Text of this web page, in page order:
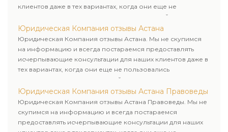
клиентов даже в тех вариантах, когда они еще не
пользовались юридическими услугами нашей компании.
Юридическая Компания отзывы Астана
Юридическая Компания отзывы Астана. Мы не скупимся
на информацию и всегда постараемся предоставлять
исчерпывающие консультации для наших клиентов даже в
тех вариантах, когда они еще не пользовались
юридическими услугами нашей компании.
Юридическая Компания отзывы Астана Правоведы
Юридическая Компания отзывы Астана Правоведы. Мы не
скупимся на информацию и всегда постараемся
предоставлять исчерпывающие консультации для наших